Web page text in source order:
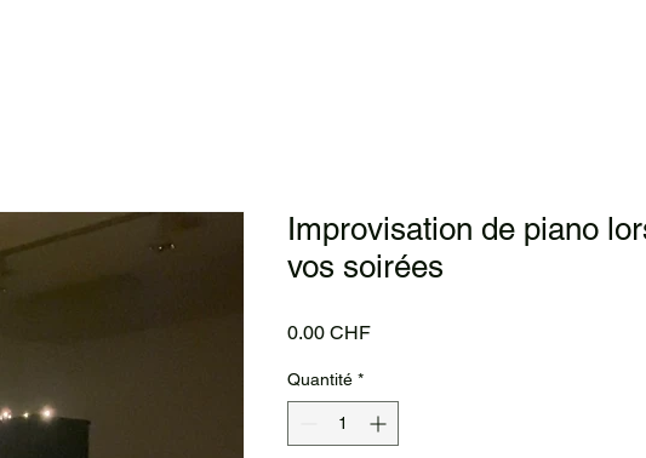
Improvisation de piano
vos soirées
0.00 CHFPrix
Quantité *